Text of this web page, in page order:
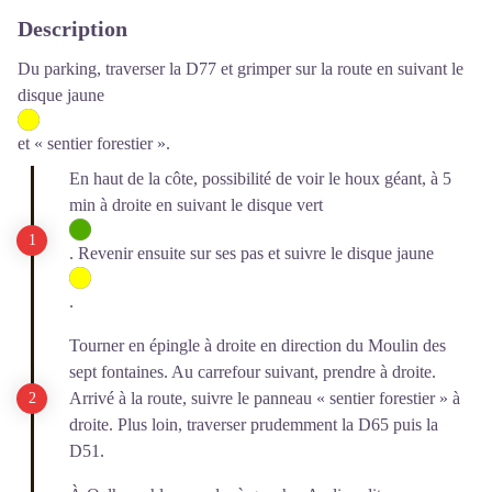
Description
Du parking, traverser la D77 et grimper sur la route en suivant le
disque jaune
et « sentier forestier ».
En haut de la côte, possibilité de voir le houx géant, à 5
min à droite en suivant le disque vert
. Revenir ensuite sur ses pas et suivre le disque jaune
.
Tourner en épingle à droite en direction du Moulin des
sept fontaines. Au carrefour suivant, prendre à droite.
Arrivé à la route, suivre le panneau « sentier forestier » à
droite. Plus loin, traverser prudemment la D65 puis la
D51.